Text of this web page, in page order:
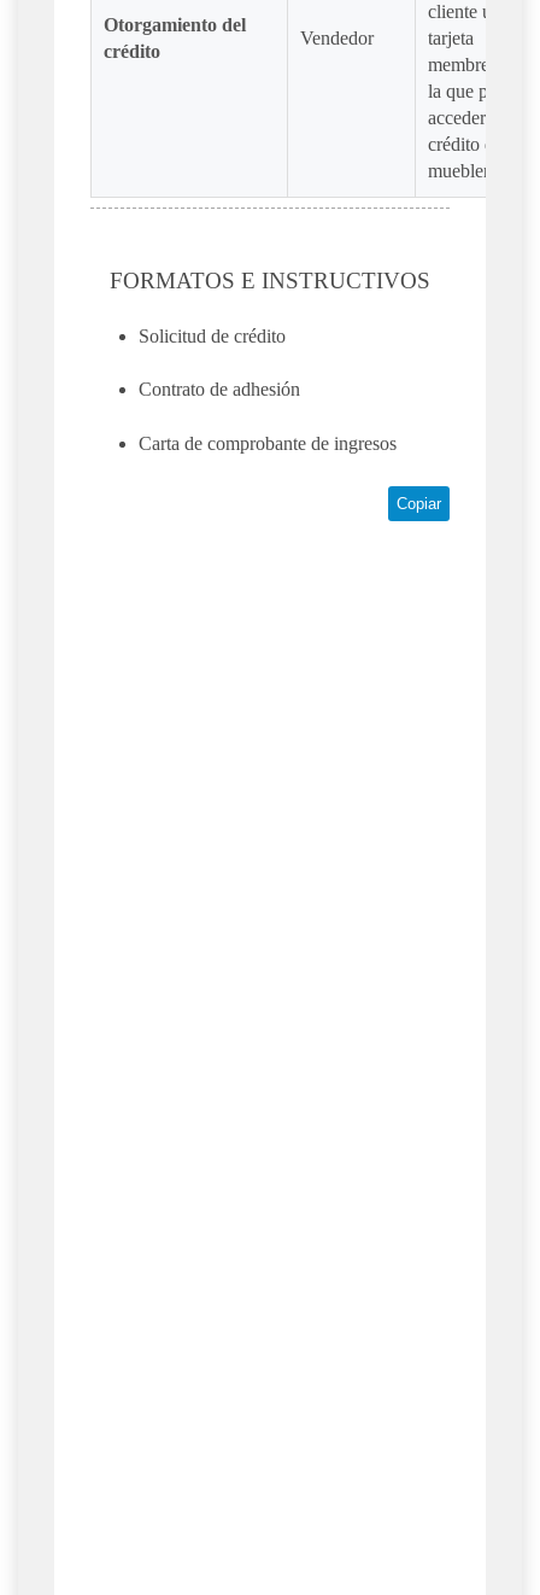
Otorgamiento del
crédito
Vendedor
cliente una
tarjeta
membresía
la que podrá
acceder al
crédito de la
mueblería.
FORMATOS E INSTRUCTIVOS
Solicitud de crédito
Contrato de adhesión
Carta de comprobante de ingresos
Copiar